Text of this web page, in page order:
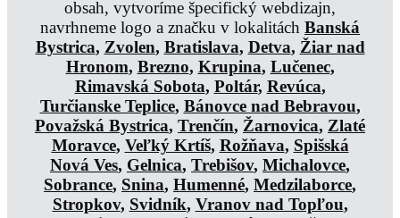
obsah, vytvoríme špecifický webdizajn,
navrhneme logo a značku v lokalitách Banská
Bystrica, Zvolen, Bratislava, Detva, Žiar nad
Hronom, Brezno, Krupina, Lučenec,
Rimavská Sobota, Poltár, Revúca,
Turčianske Teplice, Bánovce nad Bebravou,
Považská Bystrica, Trenčín, Žarnovica, Zlaté
Moravce, Veľký Krtíš, Rožňava, Spišská
Nová Ves, Gelnica, Trebišov, Michalovce,
Sobrance, Snina, Humenné, Medzilaborce,
Stropkov, Svidník, Vranov nad Topľou,